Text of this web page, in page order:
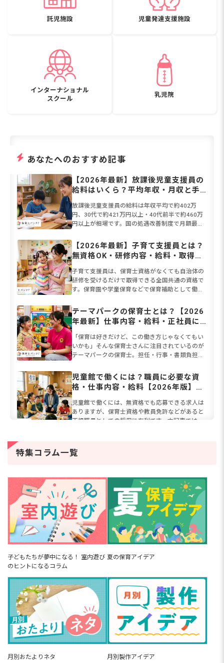
託児施設 児童発達支援施設
インターナショナル
スクール
乳児院
あなたへのおすすめ記事
【2026年最新】放課後児童支援員の
給料はいくら？平均年収・月収と手
取りの相場、給料を上げる方法を解
説
放課後児童支援員の給料は年収平均で約402万
円、30代で約421万円以上・40代前半で約460万
円以上が相場です。国の処遇改善制度で月額最大3
があれば認...
【2026年最新】子育て支援員とは？
無資格OK・研修内容・給料・取得方
法をまるごと解説
子育て支援員は、保育士資格がなくても自治体の
研修を受けるだけで取得できる全国共通の資格で
す。保育園や学童保育などで保育補助として働け
も通園制度」により保...
テーマパークの保育士とは？【2026
年最新】仕事内容・給料・正社員に
なる方法を解説
「保育は好きだけど、この働き方じゃなくてもい
いかも」そんな保育士さんに注目されているのが
テーマパークの保育士。担任・行事・書類負担が
気を集めています。仕事は...
児童館で働くには？職員に必要な資
格・仕事内容・給料【2026年版】保
育園との違いも解説
児童館で働くには、無資格でも応募できる求人は
ありますが、保育士資格や教員免許などがあると
正規職員としての採用に有利です。本記事では、
年】必要資格や1日の流れ、給料、働
生活が難しい子どもを専門に預かる保育士です。
かつてコロナ禍を経て感染症への関心が高まった
こともあり、2026年現在も共働き世帯の増加を背
景に、病児保育のニー...
【動画付き】4歳児の手作りおもちゃ
12選！紙コップ・牛乳パックなどで
簡単に作れるアイデア集
4歳児の手作りおもちゃは、紙コップや牛乳パッ
クなど身近な素材で簡単に作れます。「自分で作
れた！」という達成感が、子どもの創作意欲や友
だちとの関わりを育むきっかけになるでしょう。
童・事務が定番！次にできる職種14
選と選び方
保育士を辞めた次の仕事は、療育・学童・事務・
在宅ワークなど資格や経験を活かせる選択肢が14
種以上あります。保育士有資格者の約6割がすでに
保育園以外の道を選んでいる現実も。「辞めたあ
と何しよう」「転職先...
託児所とは？保育士の仕事内容・給
特集コラム一覧
子どもたちが夢中になる！ 室内遊び
のヒントになるコラム
夏の保育アイデア
月別おたよりネタ 月別製作アイデア